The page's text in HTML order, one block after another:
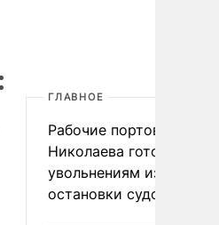
ГЛАВНОЕ
Рабочие портов
Николаева готовятся к
увольнениям из-за
остановки судоходства